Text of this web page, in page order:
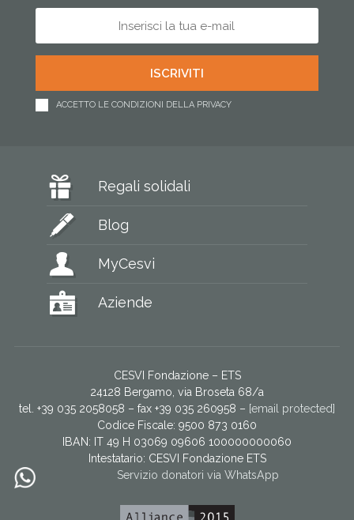
ACCETTO LE CONDIZIONI DELLA PRIVACY
Regali solidali
Blog
MyCesvi
Aziende
CESVI Fondazione – ETS
24128 Bergamo, via Broseta 68/a
tel. +39 035 2058058 – fax +39 035 260958 – [email protected]
Codice Fiscale: 9500 873 0160
IBAN: IT 49 H 03069 09606 100000000060
Intestatario: CESVI Fondazione ETS
Servizio donatori via WhatsApp